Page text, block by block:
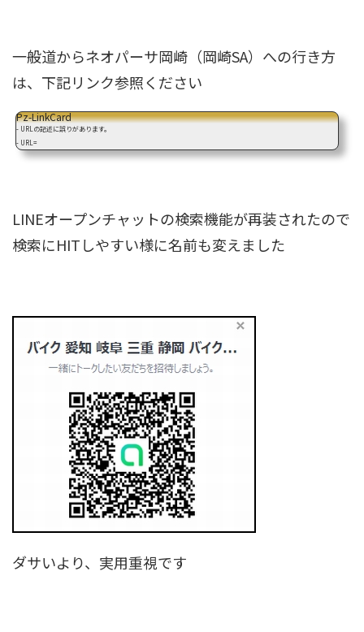
一般道からネオパーサ岡崎（岡崎SA）への行き方
は、下記リンク参照ください
Pz-LinkCard
- URLの記述に誤りがあります。
- URL=
LINEオープンチャットの検索機能が再装されたので
検索にHITしやすい様に名前も変えました
ダサいより、実用重視です